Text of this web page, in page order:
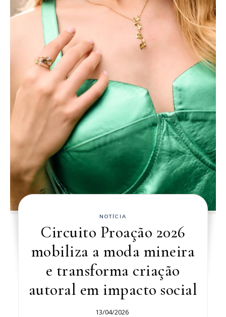
NOTÍCIA
Circuito Proação 2026
mobiliza a moda mineira
e transforma criação
autoral em impacto social
13/04/2026